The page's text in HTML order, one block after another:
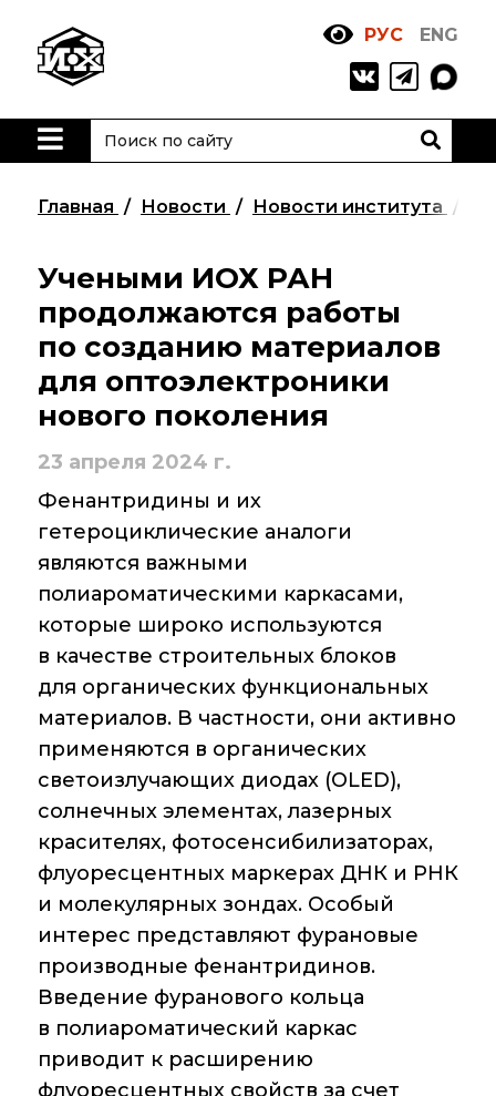
РУС ENG
Жизнь
моменты научной
деятельности
История ИОХ РАН
Администрация
института
Научные школы
Подразделения
института
Ученый совет ИОХ
Диссертационные
советы
Совет молодых
ученых ИОХ РАН
коллективного
пользования
органической химии
РАН (ЦКП ИОХ РАН)
Инфоресурсы
Профком
Документы
Контакты
Главная Новости Новости института
Учеными ИОХ РАН
продолжаются работы
по созданию материалов
для оптоэлектроники
нового поколения
23 апреля 2024 г.
Фенантридины и их
гетероциклические аналоги
являются важными
полиароматическими каркасами,
которые широко используются
в качестве строительных блоков
для органических функциональных
материалов. В частности, они активно
применяются в органических
светоизлучающих диодах (OLED),
солнечных элементах, лазерных
красителях, фотосенсибилизаторах,
флуоресцентных маркерах ДНК и РНК
и молекулярных зондах. Особый
интерес представляют фурановые
производные фенантридинов.
Введение фуранового кольца
в полиароматический каркас
приводит к расширению
флуоресцентных свойств за счет